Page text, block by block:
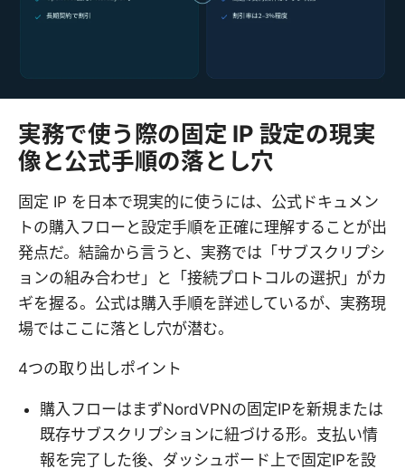
実務で使う際の固定 IP 設定の現実
像と公式手順の落とし穴
固定 IP を日本で現実的に使うには、公式ドキュメン
トの購入フローと設定手順を正確に理解することが出
発点だ。結論から言うと、実務では「サブスクリプシ
ョンの組み合わせ」と「接続プロトコルの選択」がカ
ギを握る。公式は購入手順を詳述しているが、実務現
場ではここに落とし穴が潜む。
4つの取り出しポイント
購入フローはまずNordVPNの固定IPを新規または
既存サブスクリプションに紐づける形。支払い情
報を完了した後、ダッシュボード上で固定IPを設